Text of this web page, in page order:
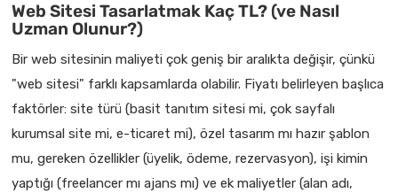
Web Sitesi Tasarlatmak Kaç TL? (ve Nasıl
Uzman Olunur?)
Bir web sitesinin maliyeti çok geniş bir aralıkta değişir, çünkü
"web sitesi" farklı kapsamlarda olabilir. Fiyatı belirleyen başlıca
faktörler: site türü (basit tanıtım sitesi mi, çok sayfalı
kurumsal site mi, e-ticaret mi), özel tasarım mı hazır şablon
mu, gereken özellikler (üyelik, ödeme, rezervasyon), işi kimin
yaptığı (freelancer mı ajans mı) ve ek maliyetler (alan adı,